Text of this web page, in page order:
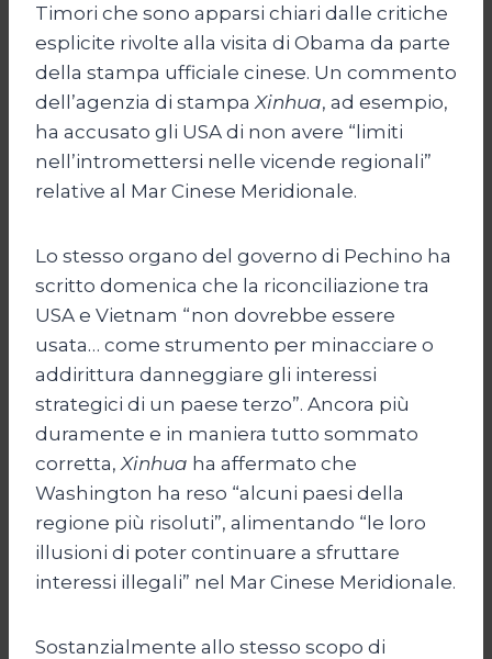
Timori che sono apparsi chiari dalle critiche
esplicite rivolte alla visita di Obama da parte
della stampa ufficiale cinese. Un commento
dell’agenzia di stampa Xinhua, ad esempio,
ha accusato gli USA di non avere “limiti
nell’intromettersi nelle vicende regionali”
relative al Mar Cinese Meridionale.
Lo stesso organo del governo di Pechino ha
scritto domenica che la riconciliazione tra
USA e Vietnam “non dovrebbe essere
usata… come strumento per minacciare o
addirittura danneggiare gli interessi
strategici di un paese terzo”. Ancora più
duramente e in maniera tutto sommato
corretta, Xinhua ha affermato che
Washington ha reso “alcuni paesi della
regione più risoluti”, alimentando “le loro
illusioni di poter continuare a sfruttare
interessi illegali” nel Mar Cinese Meridionale.
Sostanzialmente allo stesso scopo di